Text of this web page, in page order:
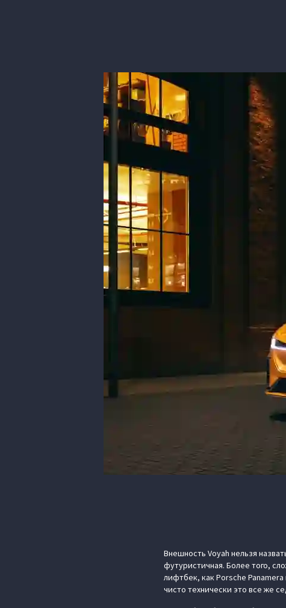
Внешность Voyah нельзя
футуристичная. Более того,
лифтбек, как Porsche
чисто технически это все же